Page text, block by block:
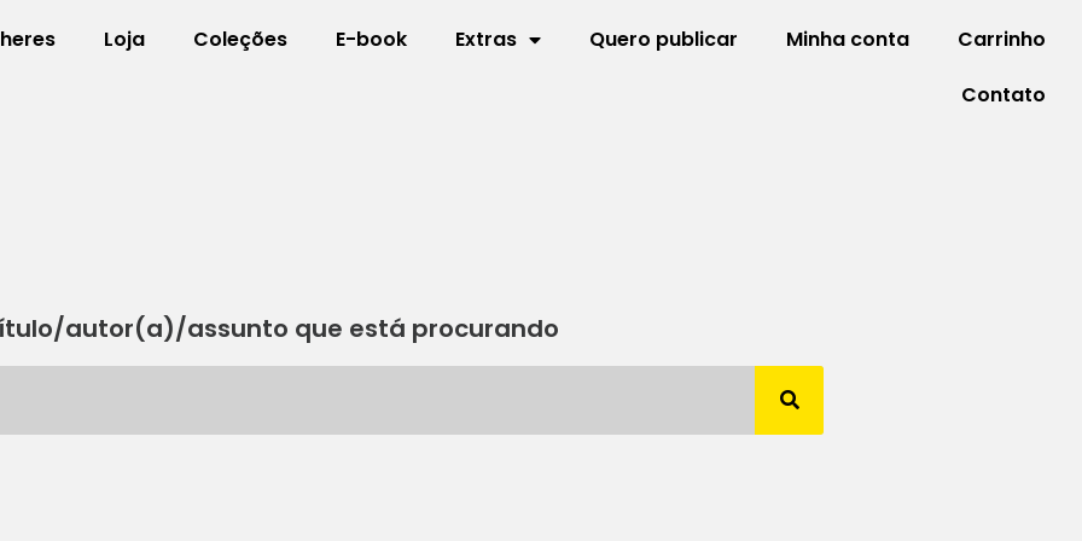
Loja Coleções E-book Extras Quero publicar Minha conta
Carrinho
Contato
autor(a)/assunto que está procurando